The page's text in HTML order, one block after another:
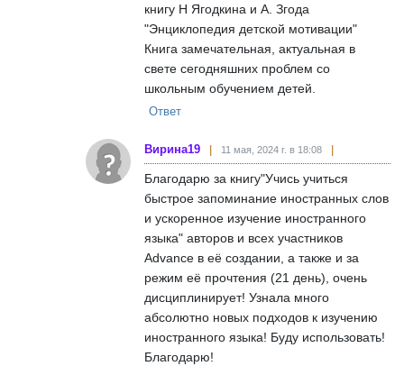
книгу Н Ягодкина и А. Згода
"Энциклопедия детской мотивации"
Книга замечательная, актуальная в
свете сегодняшних проблем со
школьным обучением детей.
Ответ
Вирина19 11 мая, 2024 г. в 18:08
Благодарю за книгу"Учись учиться
быстрое запоминание иностранных слов
и ускоренное изучение иностранного
языка" авторов и всех участников
Advance в её создании, а также и за
режим её прочтения (21 день), очень
дисциплинирует! Узнала много
абсолютно новых подходов к изучению
иностранного языка! Буду использовать!
Благодарю!